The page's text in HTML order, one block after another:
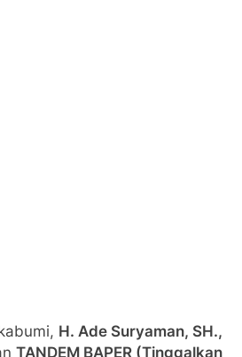
H. Ade Suryaman, SH.,
TANDEM BAPER (Tinggalkan